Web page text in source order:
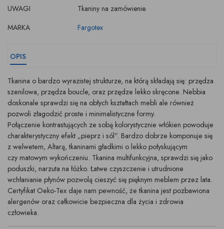
UWAGI
Tkaniny na zamówienie.
MARKA
Fargotex
OPIS
Tkanina o bardzo wyrazistej strukturze, na którą składają się: przędza
szenilowa, przędza boucle, oraz przędze lekko skręcone. Nebbia
doskonale sprawdzi się na obłych kształtach mebli ale również
pozwoli złagodzić proste i minimalistyczne formy.
Połączenie kontrastujących ze sobą kolorystycznie włókien powoduje
charakterystyczny efekt „pieprz i sól”. Bardzo dobrze komponuje się
z welwetem, Altarą, tkaninami gładkimi o lekko połyskującym
czy matowym wykończeniu. Tkanina multifunkcyjna, sprawdzi się jako
poduszki, narzuta na łóżko. Łatwe czyszczenie i utrudnione
wchłanianie płynów pozwolą cieszyć się pięknym meblem przez lata.
Certyfikat Oeko-Tex daje nam pewność, że tkanina jest pozbawiona
alergenów oraz całkowicie bezpieczna dla życia i zdrowia
człowieka.